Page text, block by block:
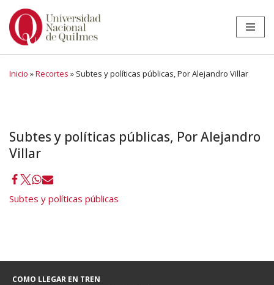
Ir
Inicio »Recortes » Subtes y políticas públicas, Por Alejandro Villar
Subtes y políticas públicas, Por Alejandro
Villar
Subtes y políticas públicas
COMO LLEGAR EN TREN